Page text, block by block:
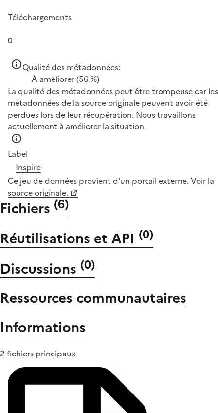
Téléchargements
0
Qualité des métadonnées:
À améliorer(56 %)
La qualité des métadonnées peut être trompeuse car les
métadonnées de la source originale peuvent avoir été
perdues lors de leur récupération. Nous travaillons
actuellement à améliorer la situation.
Label
Inspire
Ce jeu de données provient d'un portail externe. Voir la
source originale.
Fichiers (6)
Réutilisations et API (0)
Discussions (0)
Ressources communautaires
Informations
2 fichiers principaux